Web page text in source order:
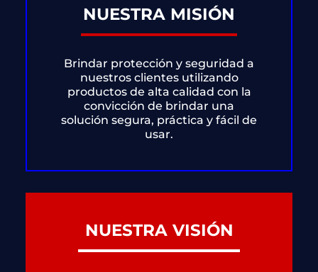
NUESTRA MISIÓN
Brindar protección y seguridad a
nuestros clientes utilizando
productos de alta calidad con la
convicción de brindar una
solución segura, práctica y fácil de
usar.
NUESTRA VISIÓN